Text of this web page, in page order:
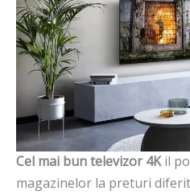
Cel mai bun televizor 4Kil
magazinelor la preturi